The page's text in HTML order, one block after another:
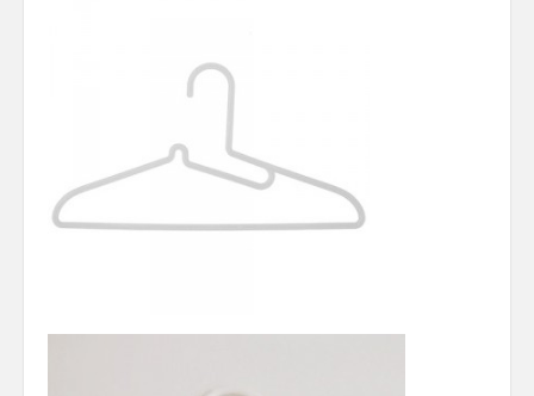
GTD and shit
Smarty-Pants
Wild Stuff